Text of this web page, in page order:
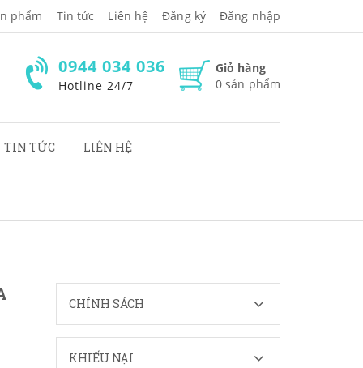
phẩm Tin tức Liên hệ Đăng ký Đăng nhập
Giỏ hàng
0 sản phẩm
0944 034 036
Hotline 24/7
TIN TỨC LIÊN HỆ
CHÍNH SÁCH
KHIẾU NẠI